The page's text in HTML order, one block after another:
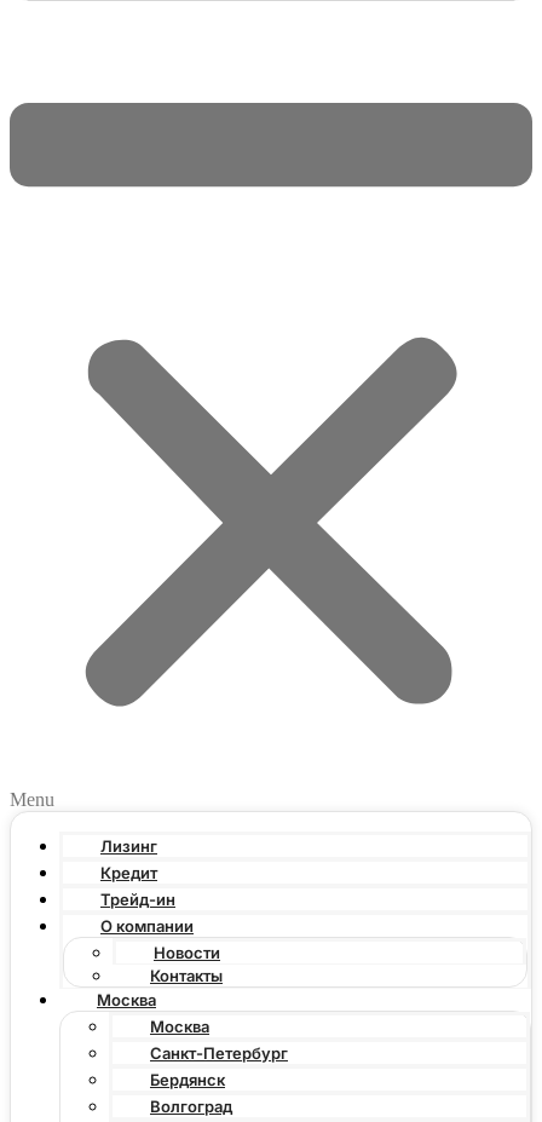
Menu
Лизинг
Кредит
Трейд-ин
О компании
Новости
Контакты
Москва
Москва
Санкт-Петербург
Бердянск
Волгоград